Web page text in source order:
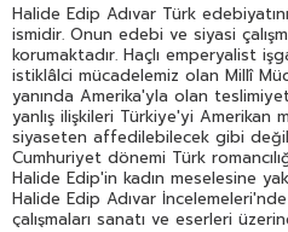
Halide Edip Adıvar Türk
ismidir. Onun edebi ve siyasi
korumaktadır. Haçlı emperyalist
istiklâlci mücadelemiz olan Millî
yanında Amerika'yla olan
yanlış ilişkileri Türkiye'yi Amerikan
siyaseten affedilebilecek gibi
Cumhuriyet dönemi Türk
Halide Edip'in kadın meselesine
Halide Edip Adıvar
çalışmaları sanatı ve eserleri